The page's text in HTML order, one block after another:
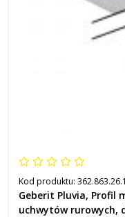
Kod produktu: 362.863.26.1
Geberit Pluvia, Profil
uchwytów rurowych,